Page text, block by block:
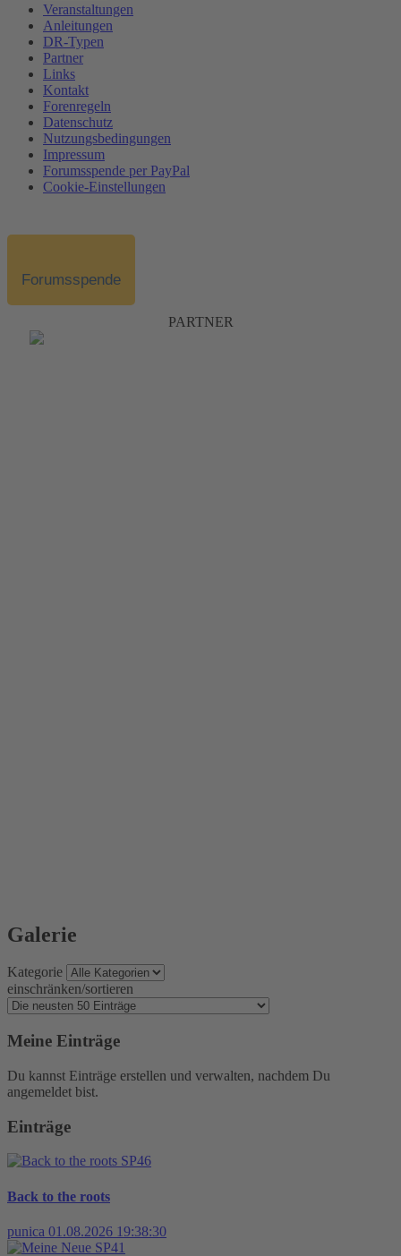
Veranstaltungen
Anleitungen
DR-Typen
Partner
Links
Kontakt
Forenregeln
Datenschutz
Nutzungsbedingungen
Impressum
Forumsspende per PayPal
Cookie-Einstellungen
Forumsspende
PARTNER
Galerie
Kategorie
einschränken/sortieren
Meine Einträge
Du kannst Einträge erstellen und verwalten, nachdem Du
angemeldet bist.
Einträge
SP46
Back to the roots
punica 01.08.2026 19:38:30
SP41